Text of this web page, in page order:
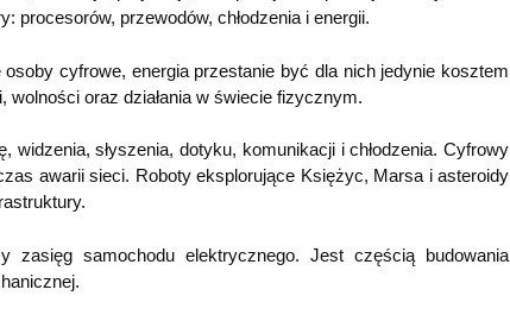
procesorów, przewodów, chłodzenia i energii.
cyfrowe, energia przestanie być dla nich jedynie kosztem
wolności oraz działania w świecie fizycznym.
widzenia, słyszenia, dotyku, komunikacji i chłodzenia. Cyfrowy
awarii sieci. Roboty eksplorujące Księżyc, Marsa i asteroidy
samochodu elektrycznego. Jest częścią budowania